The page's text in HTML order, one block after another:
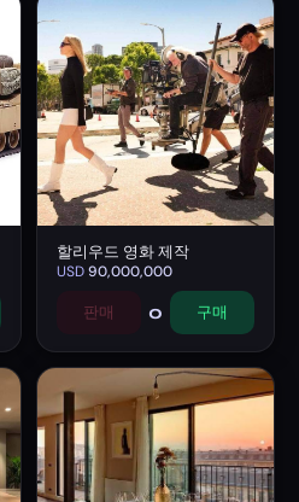
할리우드 영화 제작
USD90,000,000
판매 0 구매